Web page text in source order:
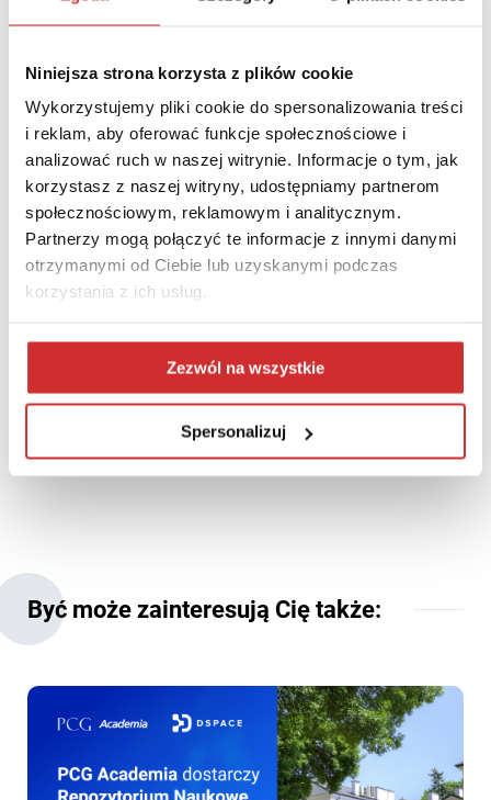
Niniejsza strona korzysta z plików cookie
Wykorzystujemy pliki cookie do spersonalizowania treści
i reklam, aby oferować funkcje społecznościowe i
analizować ruch w naszej witrynie. Informacje o tym, jak
korzystasz z naszej witryny, udostępniamy partnerom
społecznościowym, reklamowym i analitycznym.
Partnerzy mogą połączyć te informacje z innymi danymi
otrzymanymi od Ciebie lub uzyskanymi podczas
korzystania z ich usług.
Zezwól na wszystkie
Spersonalizuj
naukowymi z m.in. Europy czy Chin. Jednocześnie uczelnia dba
absolwentów.
Więcej:
1.
https://www.umcs.pl/pl/aktualnosci,13558,podpisanie-
umowy-na-nowy-system-rekrutacyjny-umcs,70590.chtm
2.https://www.umcs.pl/pl/aktualnosci,13558,blisko-3-miliony-
https://www.umcs.pl/pl/aktualnosci,33,umcs-
zmieniamy-sie-z-toba,70219.chtm
Być może zainteresują Cię także: